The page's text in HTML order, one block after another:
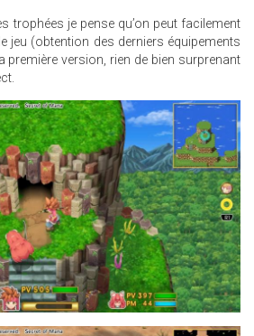
trophées je pense qu’on peut facilement
jeu (obtention des derniers équipements
première version, rien de bien surprenant